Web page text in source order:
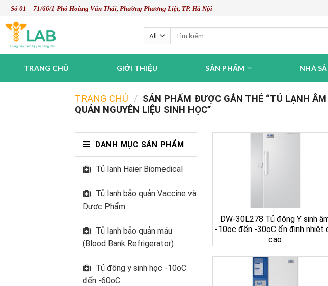
Skip
content
Số 01 – 71/66/1 Phố Hoàng Văn Thái, Phường Phương Liệt, TP. Hà Nội
Tìm
TRANG CHỦ GIỚI THIỆU SẢN PHẨM NHÀ
TRANG CHỦ / SẢN PHẨM ĐƯỢC GẮN THẺ “TỦ LẠNH ÂM
QUẢN NGUYÊN LIỆU SINH HỌC”
DANH MỤC SẢN PHẨM
Tủ lạnh Haier Biomedical
Tủ lạnh bảo quản Vaccine và
Dược Phẩm
Tủ lạnh bảo quản máu
(Blood Bank Refrigerator)
Tủ đông y sinh học -10oC
đến -60oC
DW-30L278 Tủ đông Y sinh
-10oc đến -30oC ổn định nhiệt
cao